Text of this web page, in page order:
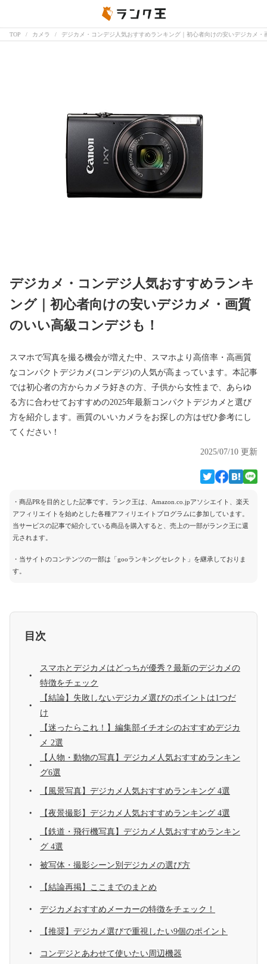
TOP カメラ デジカメ・コンデジ人気おすすめランキング｜初心者向けの安いデジカメ・
デジカメ・コンデジ人気おすすめランキ
ング｜初心者向けの安いデジカメ・画質
のいい高級コンデジも！
スマホで写真を撮る機会が増えた中、スマホより高倍率・高画質
なコンパクトデジカメ(コンデジ)の人気が高まっています。本記事
では初心者の方からカメラ好きの方、子供から女性まで、あらゆ
る方に合わせておすすめの2025年最新コンパクトデジカメと選び
方を紹介します。画質のいいカメラをお探しの方はぜひ参考にし
てください！
2025/07/10 更新
・商品PRを目的とした記事です。ランク王は、Amazon.co.jpアソシエイト、楽天
アフィリエイトを始めとした各種アフィリエイトプログラムに参加しています。
当サービスの記事で紹介している商品を購入すると、売上の一部がランク王に還
元されます。
・当サイトのコンテンツの一部は「gooランキングセレクト」を継承しておりま
す。
目次
スマホとデジカメはどっちが優秀？最新のデジカメの
特徴をチェック
【結論】失敗しないデジカメ選びのポイントは1つだ
け
【迷ったらこれ！】編集部イチオシのおすすめデジカ
メ 2選
【人物・動物の写真】デジカメ人気おすすめランキン
グ6選
【風景写真】デジカメ人気おすすめランキング 4選
【夜景撮影】デジカメ人気おすすめランキング 4選
【鉄道・飛行機写真】デジカメ人気おすすめランキン
グ 4選
被写体・撮影シーン別デジカメの選び方
【結論再掲】ここまでのまとめ
デジカメおすすめメーカーの特徴をチェック！
【推奨】デジカメ選びで重視したい9個のポイント
コンデジとあわせて使いたい周辺機器